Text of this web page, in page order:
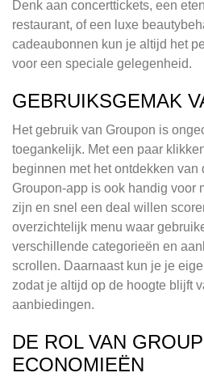
Denk aan concerttickets, een
restaurant, of een luxe
cadeaubonnen kun je altijd het
voor een speciale gelegenheid.
GEBRUIKSGEMAK
Het gebruik van Groupon is
toegankelijk. Met een paar
beginnen met het ontdekken van
Groupon-app is ook handig voor
zijn en snel een deal willen
overzichtelijk menu waar
verschillende categorieën en
scrollen. Daarnaast kun je je
zodat je altijd op de hoogte blijft
aanbiedingen.
DE ROL VAN
ECONOMIEËN